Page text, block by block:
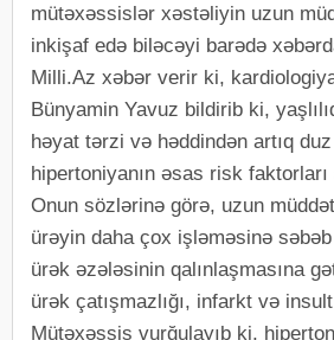
mütəxəssislər xəstəliyin uzun
inkişaf edə biləcəyi barədə
Milli.Az xəbər verir ki,
Bünyamin Yavuz bildirib ki,
həyat tərzi və həddindən artıq
hipertoniyanın əsas risk faktorları
Onun sözlərinə görə, uzun
ürəyin daha çox işləməsinə
ürək əzələsinin qalınlaşmasına
ürək çatışmazlığı, infarkt və
Mütəxəssis vurğulayıb ki,